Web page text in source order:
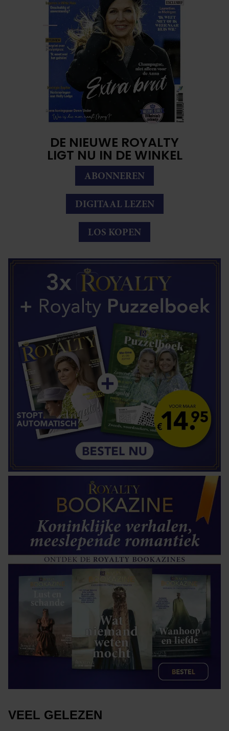
DE NIEUWE ROYALTY
LIGT NU IN DE WINKEL
ABONNEREN
DIGITAAL LEZEN
LOS KOPEN